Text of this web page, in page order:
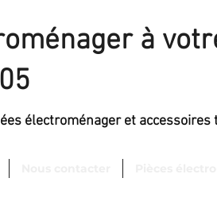
à
électroménager et